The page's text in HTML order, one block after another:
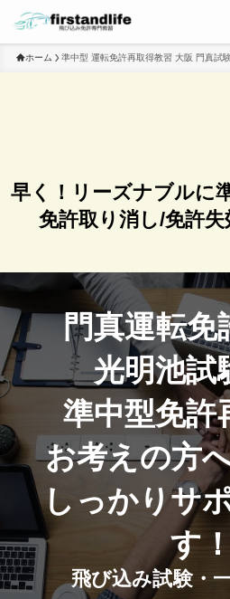
ホーム 準中型 運転免許再取得教習 大阪 門真試
早く！リーズナブルに
免許取り消し/免許
門真運転免
光明池試
準中型免許
お考えの方
しっかりサ
す！
飛び込み試験・